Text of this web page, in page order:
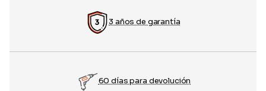
3 años de garantía
60 días para devolución